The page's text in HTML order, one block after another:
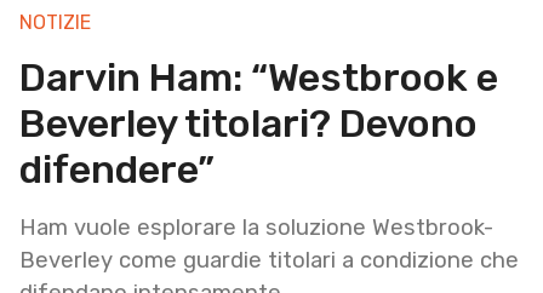
NOTIZIE
Darvin Ham: “Westbrook e
Beverley titolari? Devono
difendere”
Ham vuole esplorare la soluzione Westbrook-
Beverley come guardie titolari a condizione che